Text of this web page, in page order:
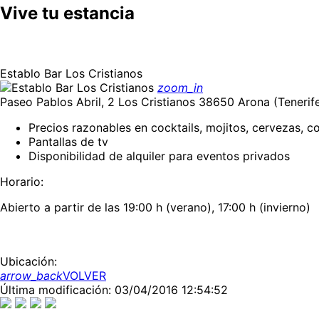
Vive tu estancia
Establo Bar Los Cristianos
zoom_in
Paseo Pablos Abril, 2 Los Cristianos 38650 Arona
Precios razonables en cocktails, mojitos, cervezas,
Pantallas de tv
Disponibilidad de alquiler para eventos privados
Horario:
Abierto a partir de las 19:00 h (verano), 17:00 h (invierno)
Ubicación:
arrow_backVOLVER
Última modificación: 03/04/2016 12:54:52